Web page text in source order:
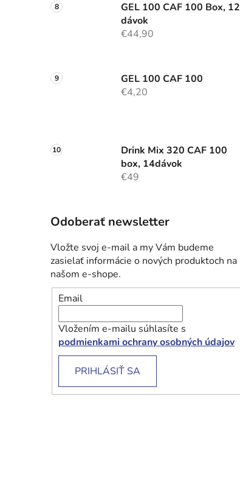
GEL 100 CAF 100 Box, 12
dávok
€44,90
GEL 100 CAF 100
€4,20
Drink Mix 320 CAF 100
box, 14dávok
€49
Odoberať newsletter
Vložte svoj e-mail a my Vám budeme
zasielať informácie o nových produktoch na
našom e-shope.
Email
Vložením e-mailu súhlasíte s
podmienkami ochrany osobných údajov
PRIHLÁSIŤ SA